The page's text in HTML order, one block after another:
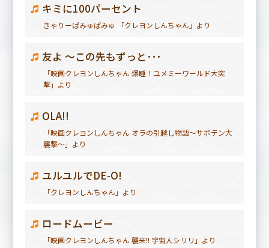
キミに100パーセント
きゃりーぱみゅぱみゅ 「クレヨンしんちゃん」より
友よ ～この先もずっと･･･
「映画クレヨンしんちゃん 爆睡！ユメミーワールド大突
撃」より
OLA!!
「映画クレヨンしんちゃん オラの引越し物語～サボテン大
襲撃～」より
ユルユルでDE-O!
「クレヨンしんちゃん」より
ロードムービー
「映画クレヨンしんちゃん 襲来!! 宇宙人シリリ」より